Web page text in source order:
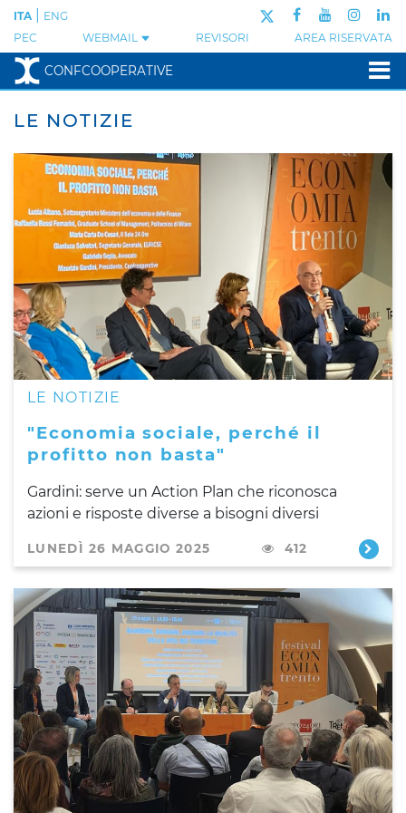
PEC WEBMAIL REVISORI AREA RISERVATA
ITA ENG
CONFCOOPERATIVE
LE NOTIZIE
LE NOTIZIE
"Economia sociale, perché il
profitto non basta"
Gardini: serve un Action Plan che riconosca
azioni e risposte diverse a bisogni diversi
LUNEDÌ 26 MAGGIO 2025 412